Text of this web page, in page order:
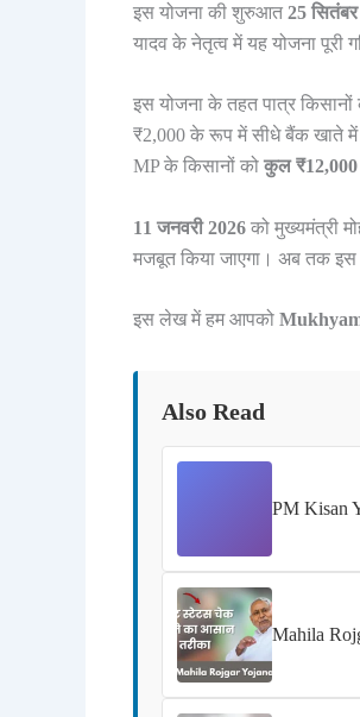
इस योजना की शुरुआत 25
यादव के नेतृत्व में यह योजना पूरी
इस योजना के तहत पात्र किसानों
₹2,000 के रूप में सीधे बैंक खाते में
MP के किसानों को कुल ₹12,000
11 जनवरी 2026 को मुख्यमंत्री
मजबूत किया जाएगा। अब तक
इस लेख में हम आपको
Also Read
PM Kisan
Mahila